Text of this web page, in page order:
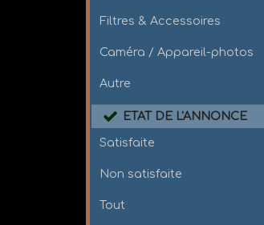
Filtres & Accessoires
Caméra / Appareil-photos
Autre
ETAT DE L'ANNONCE
Satisfaite
Non satisfaite
Tout